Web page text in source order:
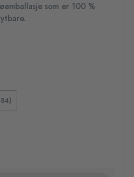
som er 100 %
av råstoffet Mater-Bi hvor
av maisstivelse.
45 dager